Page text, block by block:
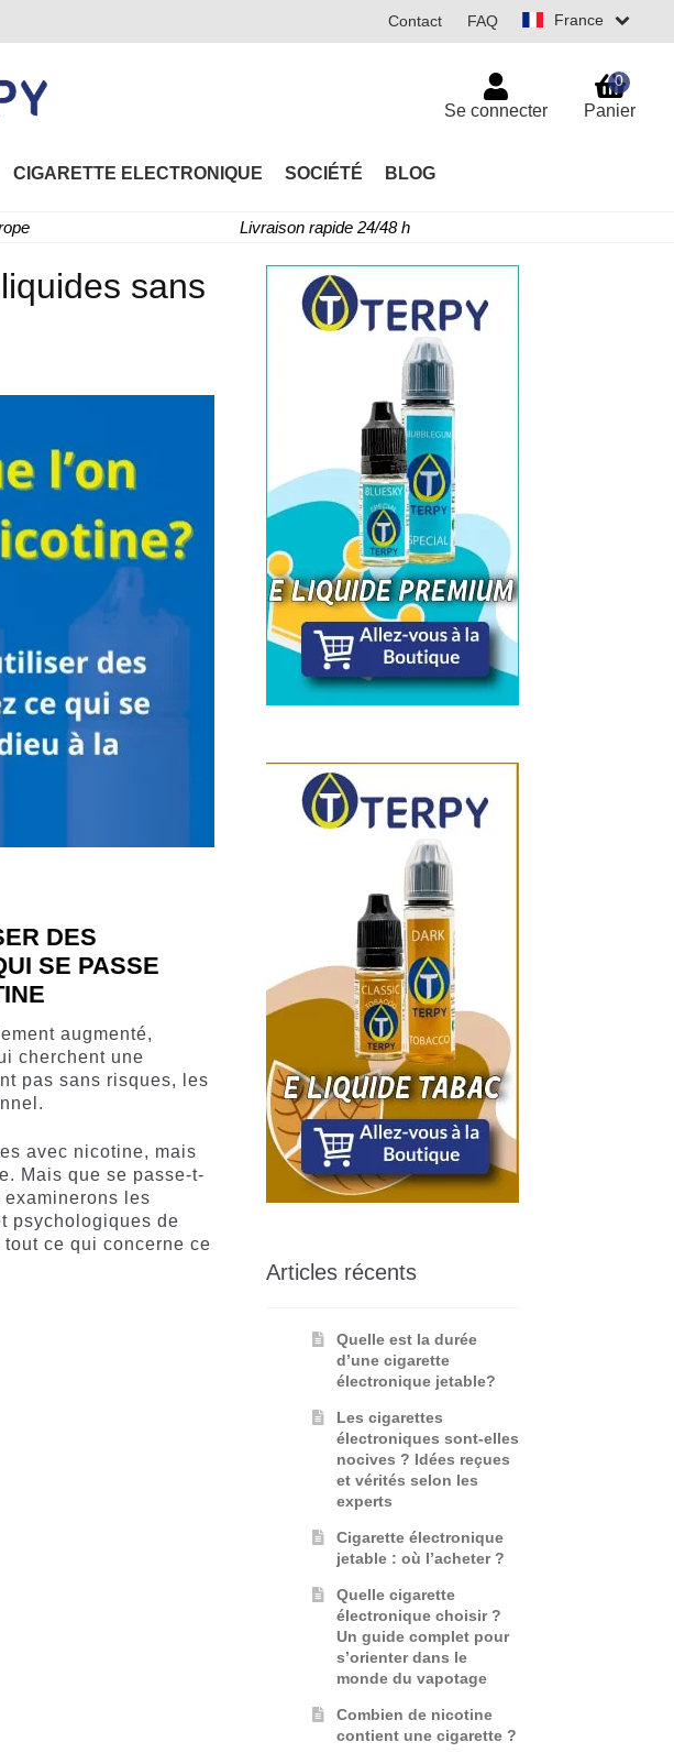
France
Contact FAQ
CIGARETTE ELECTRONIQUE SOCIÉTÉ BLOG
Se connecter Panier
0
Livraison rapide 24/48 h
sans
DES
SE PASSE
augmenté,
cherchent une
pas sans risques, les
avec nicotine, mais
Mais que se passe-t-
les
psychologiques de
ce qui concerne ce
Articles récents
Quelle est la durée
d’une cigarette
électronique jetable?
Les cigarettes
électroniques sont-elles
nocives ? Idées reçues
et vérités selon les
experts
Cigarette électronique
jetable : où l’acheter ?
Quelle cigarette
électronique choisir ?
Un guide complet pour
s’orienter dans le
monde du vapotage
Combien de nicotine
contient une cigarette ?